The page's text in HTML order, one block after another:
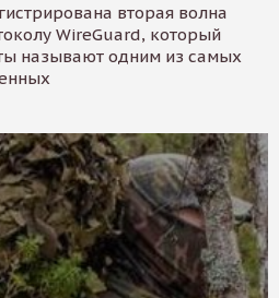
вторая волна
WireGuard, который
называют одним из самых